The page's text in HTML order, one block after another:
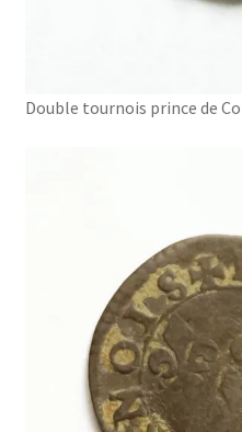
Double tournois prince de